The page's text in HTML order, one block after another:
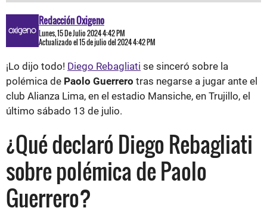
Redacción Oxigeno
Lunes, 15 De Julio 2024 4:42 PM
Actualizado el 15 de julio del 2024 4:42 PM
¡Lo dijo todo! Diego Rebagliati se sinceró sobre la
polémica de Paolo Guerrero tras negarse a jugar ante el
club Alianza Lima, en el estadio Mansiche, en Trujillo, el
último sábado 13 de julio.
¿Qué declaró Diego Rebagliati
sobre polémica de Paolo
Guerrero?